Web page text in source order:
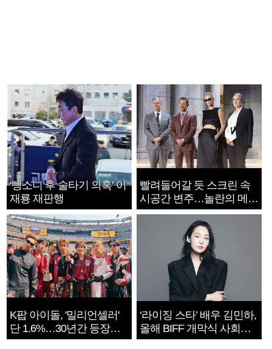
‘뺑소니 후 술타기 의혹’ 이
재룡 재판행
빨려들어갈 듯 스크린 속
시공간 변주…놀란의 메시
지는 ‘전쟁 속죄’
K팝 아이돌, '밀리언셀러'
단 1.6%…30년간 등장
1182개팀 전수조사
‘라이징 스타’ 배우 김민하,
올해 BIFF 개막식 사회자
확정